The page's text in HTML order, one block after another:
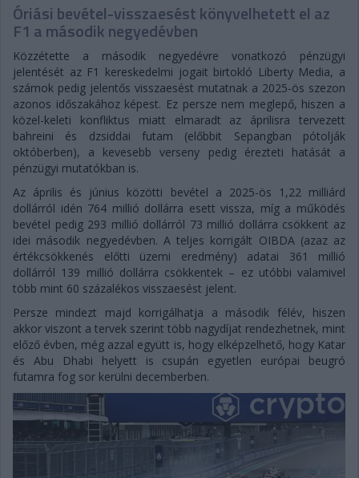
Óriási bevétel-visszaesést könyvelhetett el az
F1 a második negyedévben
Közzétette a második negyedévre vonatkozó pénzügyi
jelentését az F1 kereskedelmi jogait birtokló Liberty Media, a
számok pedig jelentős visszaesést mutatnak a 2025-ös szezon
azonos időszakához képest. Ez persze nem meglepő, hiszen a
közel-keleti konfliktus miatt elmaradt az áprilisra tervezett
bahreini és dzsiddai futam (előbbit Sepangban pótolják
októberben), a kevesebb verseny pedig érezteti hatását a
pénzügyi mutatókban is.
Az április és június közötti bevétel a 2025-ös 1,22 milliárd
dollárról idén 764 millió dollárra esett vissza, míg a működés
bevétel pedig 293 millió dollárról 73 millió dollárra csökkent az
idei második negyedévben. A teljes korrigált OIBDA (azaz az
értékcsökkenés előtti üzemi eredmény) adatai 361 millió
dollárról 139 millió dollárra csökkentek – ez utóbbi valamivel
több mint 60 százalékos visszaesést jelent.
Persze mindezt majd korrigálhatja a második félév, hiszen
akkor viszont a tervek szerint több nagydíjat rendezhetnek, mint
előző évben, még azzal együtt is, hogy elképzelhető, hogy Katar
és Abu Dhabi helyett is csupán egyetlen európai beugró
futamra fog sor kerülni decemberben.